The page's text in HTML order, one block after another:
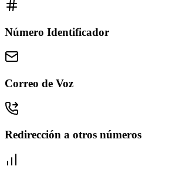
Número Identificador
Correo de Voz
Redirección a otros números